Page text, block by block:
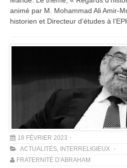
animé par M. Mohammad Ali Amir-
historien et Directeur d’études à
18 FÉVRIER 2023
ACTUALITÉS, INTERRELIGIEUX
FRATERNITÉ D'ABRAHAM